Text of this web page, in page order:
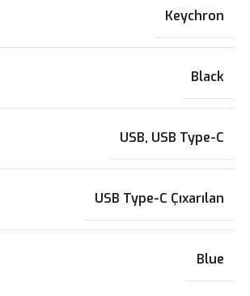
Keychron
Black
USB, USB Type-C
USB Type-C Çıxarılan
Blue